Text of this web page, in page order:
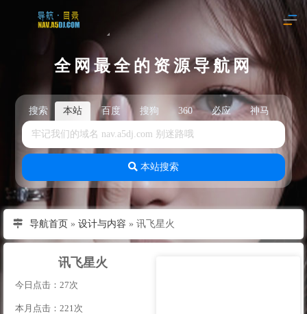
全网最全的资源导航网
搜索 本站 百度 搜狗 360 必应 神马 头
本站搜索
导航首页 » 设计与内容 » 讯飞星火
讯飞星火
今日点击：27次
本月点击：221次